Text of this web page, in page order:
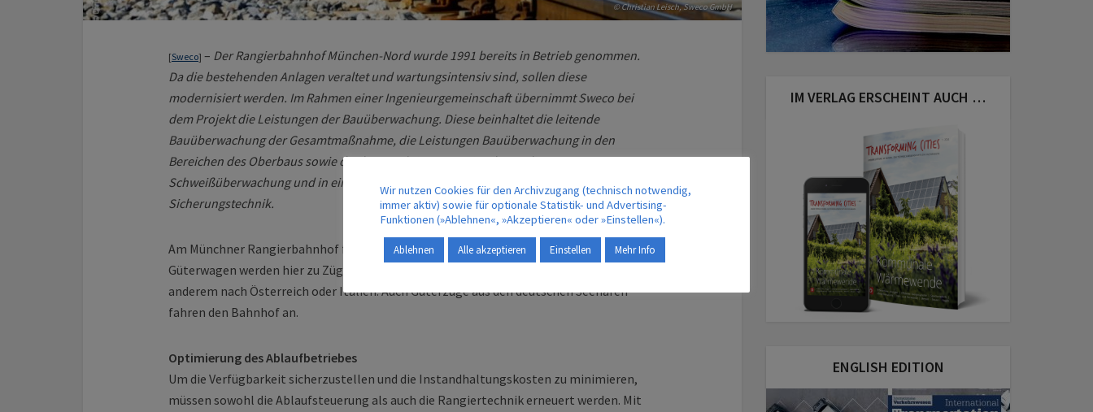
© Christian Leisch, Sweco GmbH
[Sweco] – Der Rangierbahnhof München-Nord wurde 1991 bereits in Betrieb genommen.
Da die bestehenden Anlagen veraltet und wartungsintensiv sind, sollen diese
modernisiert werden. Im Rahmen einer Ingenieurgemeinschaft übernimmt Sweco bei
dem Projekt die Leistungen der Bauüberwachung. Diese beinhaltet die leitende
Bauüberwachung der Gesamtmaßnahme, die Leistungen Bauüberwachung in den
Bereichen des Oberbaus sowie des konstruktiven Ingenieurbaus, die
Schweißüberwachung und in einem anderen Los die Bauüberwachung der Leit- und
Sicherungstechnik.
Am Münchner Rangierbahnhof findet der Güterwagenumschlag für Südbayern statt. Die
Güterwagen werden hier zu Zügen zusammengestellt und fahren anschließend unter
anderem nach Österreich oder Italien. Auch Güterzüge aus den deutschen Seehäfen
fahren den Bahnhof an.
Optimierung des Ablaufbetriebes
Um die Verfügbarkeit sicherzustellen und die Instandhaltungskosten zu minimieren,
müssen sowohl die Ablaufsteuerung als auch die Rangiertechnik erneuert werden. Mit
IM VERLAG ERSCHEINT AUCH …
ENGLISH EDITION
Wir nutzen Cookies für den Archivzugang (technisch notwendig,
immer aktiv) sowie für optionale Statistik- und Advertising-
Funktionen (»Ablehnen«, »Akzeptieren« oder »Einstellen«).
Ablehnen Alle akzeptieren Einstellen Mehr Info